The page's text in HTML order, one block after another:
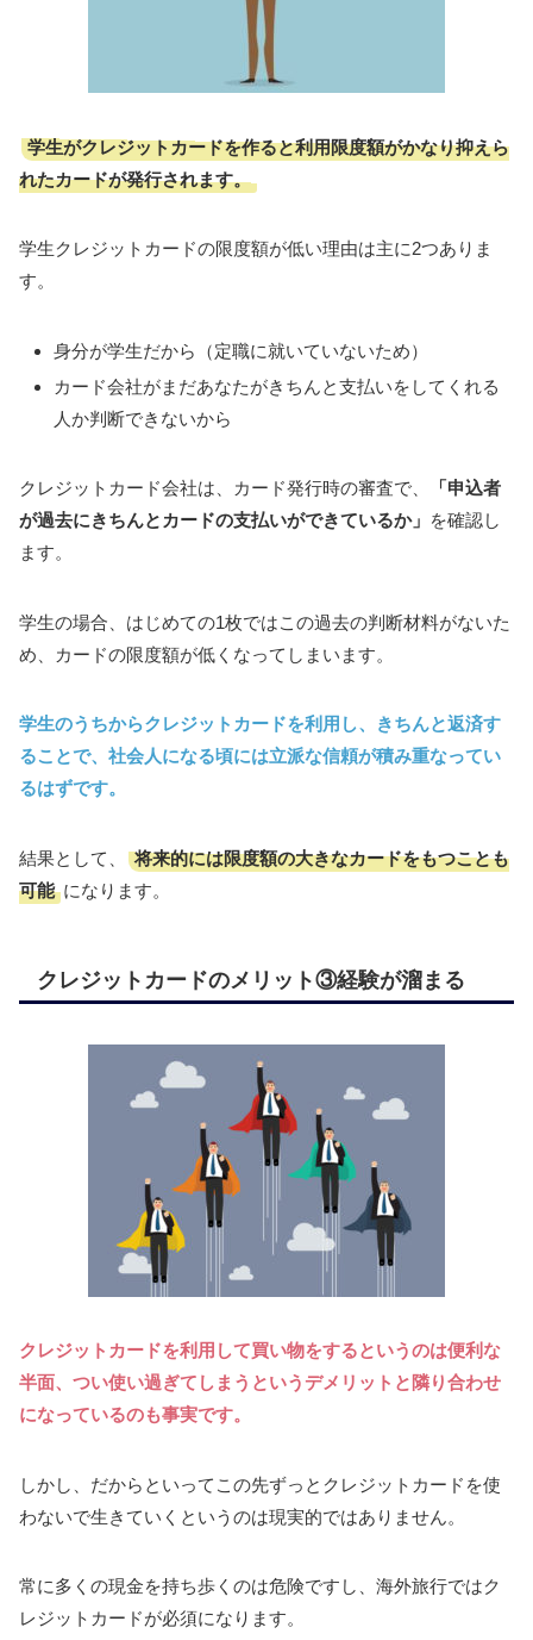
学生がクレジットカードを作ると利用限度額がかなり抑えら
れたカードが発行されます。
学生クレジットカードの限度額が低い理由は主に2つありま
す。
身分が学生だから（定職に就いていないため）
カード会社がまだあなたがきちんと支払いをしてくれる
人か判断できないから
クレジットカード会社は、カード発行時の審査で、
「申込者
が過去にきちんとカードの支払いができているか」 を確認し
ます。
学生の場合、はじめての1枚ではこの過去の判断材料がないた
め、カードの限度額が低くなってしまいます。
学生のうちからクレジットカードを利用し、きちんと返済す
ることで、社会人になる頃には立派な信頼が積み重なってい
るはずです。
結果として、
将来的には限度額の大きなカードをもつことも
可能 になります。
クレジットカードのメリット③経験が溜まる
クレジットカードを利用して買い物をするというのは便利な
半面、つい使い過ぎてしまうというデメリットと隣り合わせ
になっているのも事実です。
しかし、だからといってこの先ずっとクレジットカードを使
わないで生きていくというのは現実的ではありません。
常に多くの現金を持ち歩くのは危険ですし、海外旅行ではク
レジットカードが必須になります。